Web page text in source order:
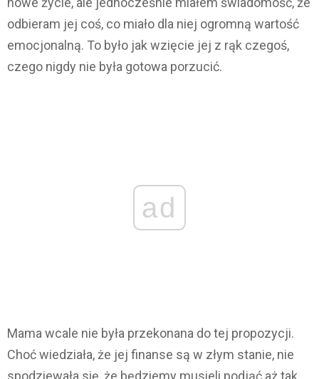
odbieram jej coś, co miało dla niej ogromną wartość
emocjonalną. To było jak wzięcie jej z rąk czegoś,
czego nigdy nie była gotowa porzucić.
ad
Mama wcale nie była przekonana do tej propozycji.
Choć wiedziała, że jej finanse są w złym stanie, nie
spodziewała się, że będziemy musieli podjąć aż tak